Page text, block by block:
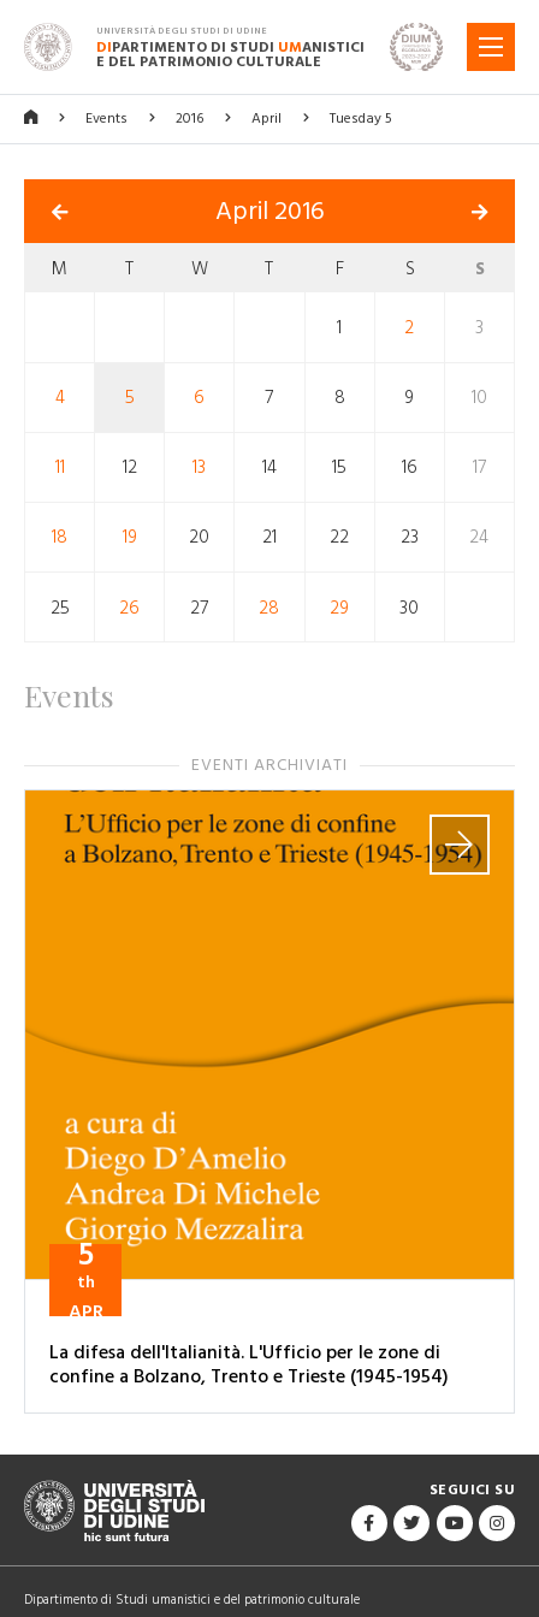
UNIVERSITÀ DEGLI STUDI DI UDINE
DIPARTIMENTO DI STUDI UMANISTICI
E DEL PATRIMONIO CULTURALE
MENU
Events 2016 April Tuesday 5
April 2016
M T W T F S S
1 2 3
4 5 6 7 8 9 10
11 12 13 14 15 16 17
18 19 20 21 22 23 24
25 26 27 28 29 30
Events
EVENTI ARCHIVIATI
5
th
APR
La difesa dell'Italianità. L'Ufficio per le zone di
confine a Bolzano, Trento e Trieste (1945-1954)
SEGUICI SU
Dipartimento di Studi umanistici e del patrimonio culturale